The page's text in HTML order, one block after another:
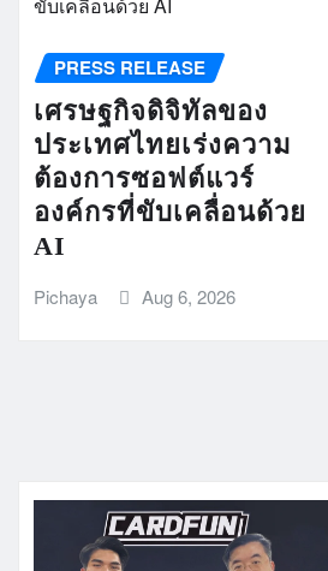
PRESS RELEASE
เศรษฐกิจดิจิทัลของ
ประเทศไทยเร่งความ
ต้องการซอฟต์แวร์
องค์กรที่ขับเคลื่อนด้วย
AI
Pichaya Aug 6, 2026